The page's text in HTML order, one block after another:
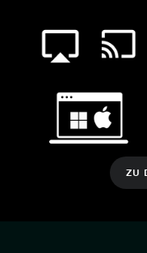
ZU